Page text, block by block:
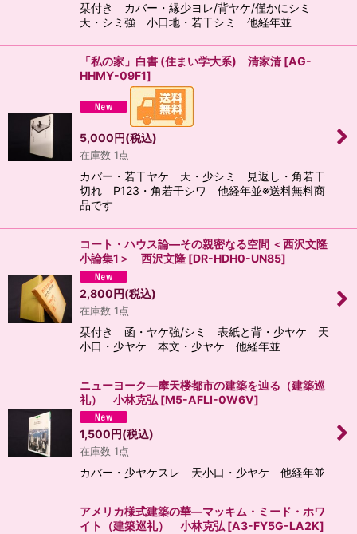
栞付き カバー・縁少ヨレ/背ヤケ/僅かにシミ
天・シミ強 小口地・若干シミ 他経年並
「私の家」白書 (住まい学大系) 清家清 [AG-
HHMY-09F1]
5,000円(税込)
在庫数 1点
カバー・若干ヤケ 天・少シミ 見返し・角若干
切れ P123・角若干シワ 他経年並※送料無料商
品です
コート・ハウス論―その親密なる空間 ＜西沢文隆
小論集1＞ 西沢文隆 [DR-HDH0-UN85]
2,800円(税込)
在庫数 1点
栞付き 函・ヤケ強/シミ 表紙と背・少ヤケ 天
小口・少ヤケ 本文・少ヤケ 他経年並
ニューヨーク―摩天楼都市の建築を辿る（建築巡
礼） 小林克弘 [M5-AFLI-0W6V]
1,500円(税込)
在庫数 1点
カバー・少ヤケスレ 天小口・少ヤケ 他経年並
アメリカ様式建築の華―マッキム・ミード・ホワ
イト（建築巡礼） 小林克弘 [A3-FY5G-LA2K]